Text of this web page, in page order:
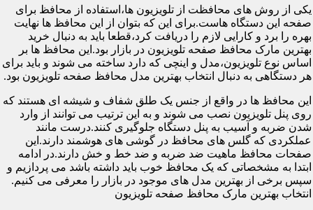
یکی از روش های محافظت از تلویزیون ها،استفاده از محافظ برای
صفحه این دستگاه هاست.برای این که بتوان از این محافظ ها نهایت
بهره را برد و کارایی لازم را دریافت کرد،قطعا باید به دنبال خرید
بهترین مارک محافظ صفحه تلویزیون در بازار بود.این محافظ ها بر
اساس نوع تلویزیون،مدل و اینچی که دارد ساخته می شوند و باید برای
هر دستگاهی به دنبال انتخاب بهترین مدل محافظ صفحه تلویزیون بود.
این محافظ ها در واقع از جنس یک طلق شفاف و شیشه ای هستند که
روی پنل تلویزیون نصب می شوند و به این ترتیب می توانند از وارد
شدن ضربه و آسیب به پنل دستگاه جلوگیری کنند.درست مانند
عملکردی که گلس های محافظ در گوشی های هوشمند دارند.این
صفحات محافظ ماهیت ضد ضربه و ضد خط و خش دارند.در ادامه
ابتدا به مشخصاتی که یک محافظ خوب باید داشته باشد می پردازیم و
سپس برخی از بهترین مدل های موجود در بازار را معرفی می کنیم.
انتخاب بهترین مارک محافظ صفحه تلویزیون